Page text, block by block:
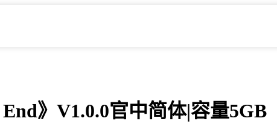
End》V1.0.0官中简体|容量5GB